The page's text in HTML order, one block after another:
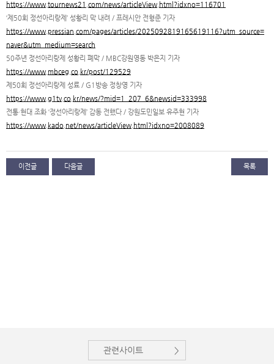
https://www.tournews21.com/news/articleView.html?idxno=116701
‘제50회 정선아리랑제’ 성황리 막 내려 / 프레시안 전형준 기자
https://www.pressian.com/pages/articles/2025092819165619116?utm_source=
naver&utm_medium=search
50주년 정선아리랑제 성황리 폐막 / MBC강원영동 박은지 기자
https://www.mbceg.co.kr/post/129529
제50회 정선아리랑제 성료 / G1방송 정창영 기자
https://www.g1tv.co.kr/news/?mid=1_207_6&newsid=333998
전통·현대 조화 ‘정선아리랑제’ 감동 전했다 / 강원도민일보 유주현 기자
https://www.kado.net/news/articleView.html?idxno=2008089
이전글 다음글 목록
관련사이트